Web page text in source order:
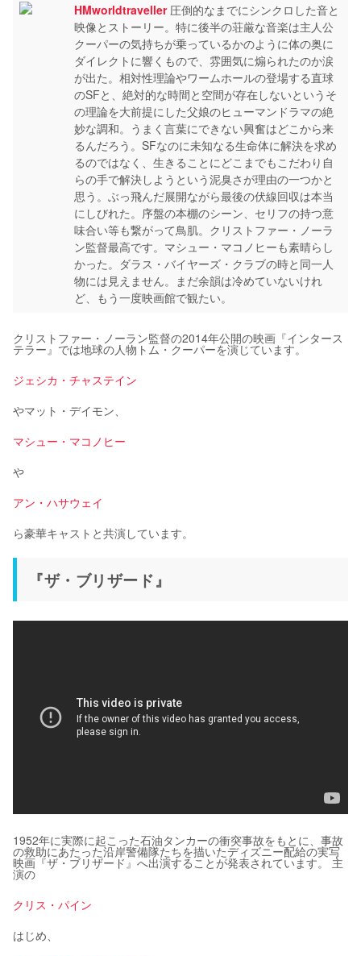
HMworldtraveller圧倒的なまでにシンクロした音と
映像とストーリー。特に後半の荘厳な音楽は主人公
クーパーの気持ちが乗っているかのように体の奥に
ダイレクトに響くもので、雰囲気に煽られたのか涙
が出た。相対性理論やワームホールの登場する直球
のSFと、絶対的な時間と空間が存在しないというそ
の理論を大前提にした父娘のヒューマンドラマの絶
妙な調和。うまく言葉にできない興奮はどこから来
るんだろう。SFなのに未知なる生命体に解決を求め
るのではなく、生きることにどこまでもこだわり自
らの手で解決しようという泥臭さが理由の一つかと
思う。ぶっ飛んだ展開ながら最後の伏線回収は本当
にしびれた。序盤の本棚のシーン、セリフの持つ意
味合い等も繋がって鳥肌。クリストファー・ノーラ
ン監督最高です。マシュー・マコノヒーも素晴らし
かった。ダラス・バイヤーズ・クラブの時と同一人
物には見えません。まだ余韻は冷めていないけれ
ど、もう一度映画館で観たい。
クリストファー・ノーラン監督の2014年公開の映画『インタース
テラー』では地球の人物トム・クーパーを演じています。
ジェシカ・チャステイン
やマット・デイモン、
マシュー・マコノヒー
や
アン・ハサウェイ
ら豪華キャストと共演しています。
『ザ・ブリザード』
1952年に実際に起こった石油タンカーの衝突事故をもとに、事故
の救助にあたった沿岸警備隊たちを描いたディズニー配給の実写
映画『ザ・ブリザード』へ出演することが発表されています。 主
演の
クリス・パイン
はじめ、